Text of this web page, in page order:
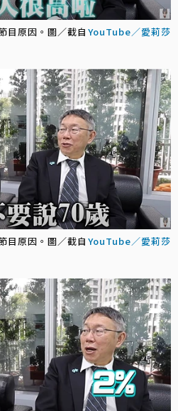
目原因。圖／截自 YouTube／愛莉莎
目原因。圖／截自 YouTube／愛莉莎